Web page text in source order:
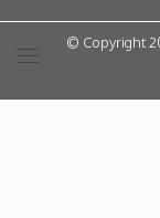
© Copyright